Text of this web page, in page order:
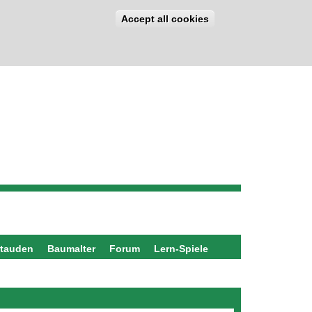
Accept all cookies
Baumalter Forum Lern-Spiele